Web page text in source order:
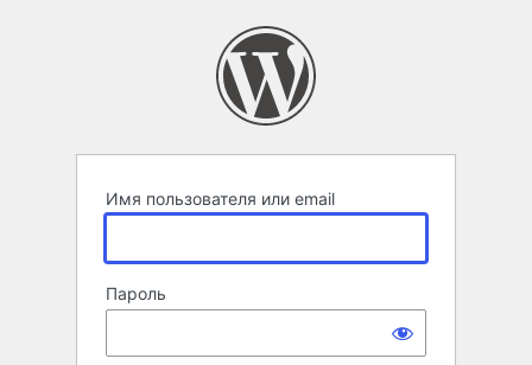
Имя пользователя или email
Пароль